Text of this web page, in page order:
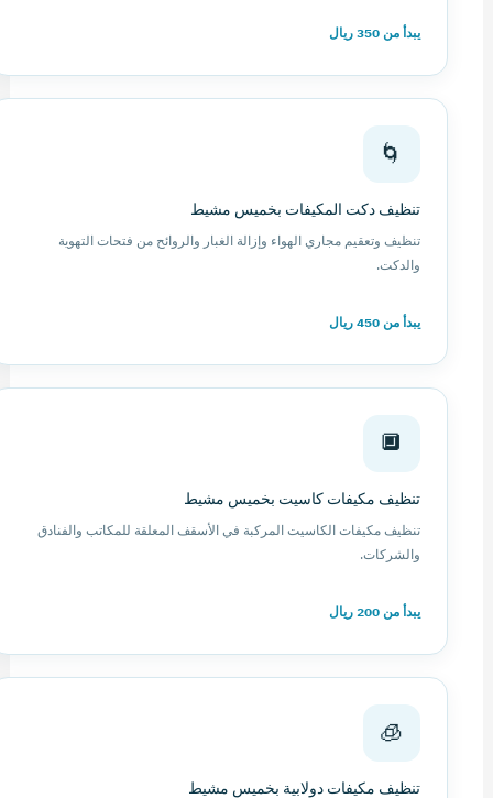
يبدأ من 350 ريال
🌀
تنظيف دكت المكيفات بخميس مشيط
تنظيف وتعقيم مجاري الهواء وإزالة الغبار والروائح من فتحات التهوية
والدكت.
يبدأ من 450 ريال
🔲
تنظيف مكيفات كاسيت بخميس مشيط
تنظيف مكيفات الكاسيت المركبة في الأسقف المعلقة للمكاتب والفنادق
والشركات.
يبدأ من 200 ريال
🧊
تنظيف مكيفات دولابية بخميس مشيط